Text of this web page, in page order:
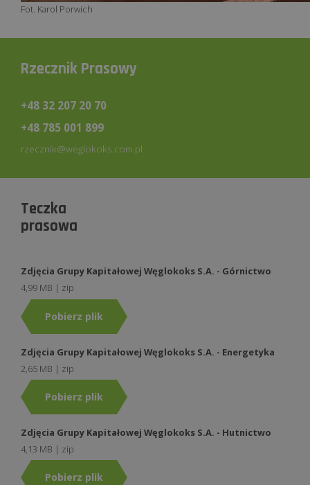
Rzecznik Prasowy
+48 32 207 20 70
+48 785 001 899
rzecznik@weglokoks.com.pl
Fot. Karol Porwich
Teczka
prasowa
Zdjęcia Grupy Kapitałowej Węglokoks S.A. - Górnictwo
4,99 MB | zip
Pobierz plik
Zdjęcia Grupy Kapitałowej Węglokoks S.A. - Energetyka
2,65 MB | zip
Pobierz plik
Zdjęcia Grupy Kapitałowej Węglokoks S.A. - Hutnictwo
4,13 MB | zip
Pobierz plik